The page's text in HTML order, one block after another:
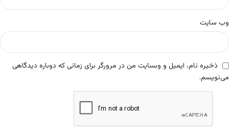
وب‌ سایت
ذخیره نام، ایمیل و وبسایت من در مرورگر برای زمانی که دوباره دیدگاهی
می‌نویسم.